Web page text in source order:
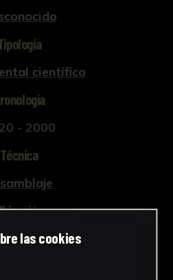
científico
- 2000
Técnica
de Medicina
las cookies